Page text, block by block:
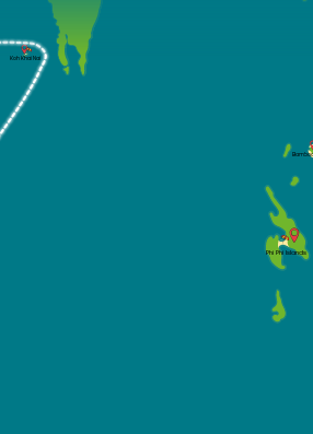
Koh Khai Nai
Phi Phi Islands